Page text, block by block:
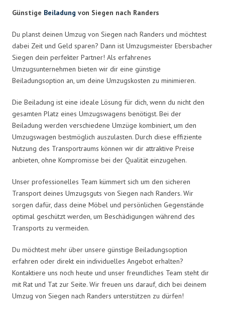
Günstige Beiladung von Siegen nach Randers
Du planst deinen Umzug von Siegen nach Randers und möchtest
dabei Zeit und Geld sparen? Dann ist Umzugsmeister Ebersbacher
Siegen dein perfekter Partner! Als erfahrenes
Umzugsunternehmen bieten wir dir eine günstige
Beiladungsoption an, um deine Umzugskosten zu minimieren.
Die Beiladung ist eine ideale Lösung für dich, wenn du nicht den
gesamten Platz eines Umzugswagens benötigst. Bei der
Beiladung werden verschiedene Umzüge kombiniert, um den
Umzugswagen bestmöglich auszulasten. Durch diese effiziente
Nutzung des Transportraums können wir dir attraktive Preise
anbieten, ohne Kompromisse bei der Qualität einzugehen.
Unser professionelles Team kümmert sich um den sicheren
Transport deines Umzugsguts von Siegen nach Randers. Wir
sorgen dafür, dass deine Möbel und persönlichen Gegenstände
optimal geschützt werden, um Beschädigungen während des
Transports zu vermeiden.
Du möchtest mehr über unsere günstige Beiladungsoption
erfahren oder direkt ein individuelles Angebot erhalten?
Kontaktiere uns noch heute und unser freundliches Team steht dir
mit Rat und Tat zur Seite. Wir freuen uns darauf, dich bei deinem
Umzug von Siegen nach Randers unterstützen zu dürfen!